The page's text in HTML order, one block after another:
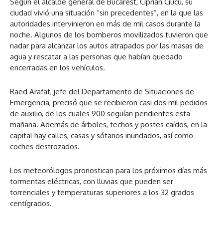
ciudad vivió una situación “sin precedentes”, en la que las
autoridades intervinieron en más de mil casos durante la
noche. Algunos de los bomberos movilizados tuvieron que
nadar para alcanzar los autos atrapados por las masas de
agua y rescatar a las personas que habían quedado
encerradas en los vehículos.
Raed Arafat, jefe del Departamento de Situaciones de
Emergencia, precisó que se recibieron casi dos mil pedidos
de auxilio, de los cuales 900 seguían pendientes esta
mañana. Además de árboles, techos y postes caídos, en la
capital hay calles, casas y sótanos inundados, así como
coches destrozados.
Los meteorólogos pronostican para los próximos días más
tormentas eléctricas, con lluvias que pueden ser
torrenciales y temperaturas superiores a los 32 grados
centígrados.